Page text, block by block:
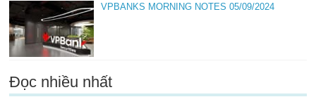
VPBANKS MORNING NOTES 05/09/2024
Đọc nhiều nhất